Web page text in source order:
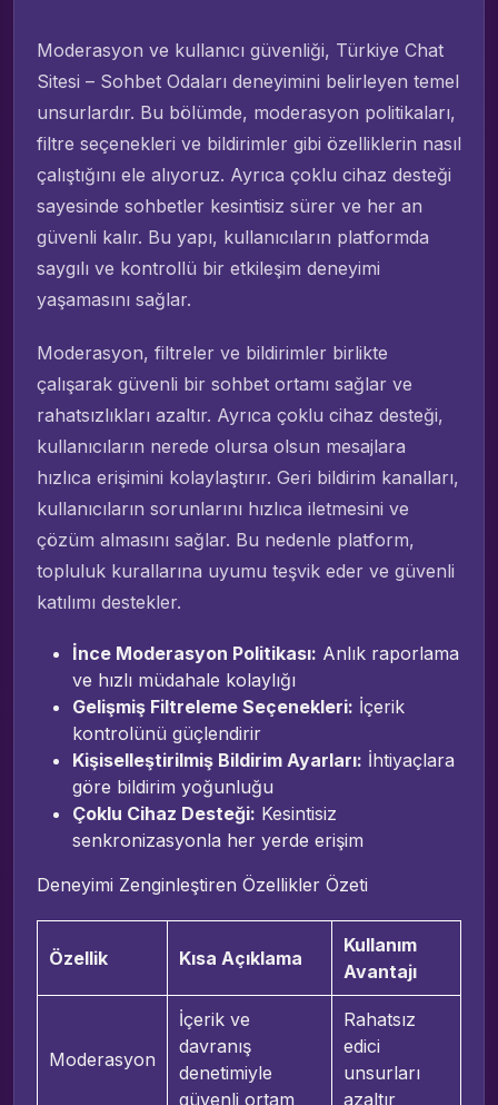
Moderasyon ve kullanıcı güvenliği, Türkiye Chat
Sitesi – Sohbet Odaları deneyimini belirleyen temel
unsurlardır. Bu bölümde, moderasyon politikaları,
filtre seçenekleri ve bildirimler gibi özelliklerin nasıl
çalıştığını ele alıyoruz. Ayrıca çoklu cihaz desteği
sayesinde sohbetler kesintisiz sürer ve her an
güvenli kalır. Bu yapı, kullanıcıların platformda
saygılı ve kontrollü bir etkileşim deneyimi
yaşamasını sağlar.
Moderasyon, filtreler ve bildirimler birlikte
çalışarak güvenli bir sohbet ortamı sağlar ve
rahatsızlıkları azaltır. Ayrıca çoklu cihaz desteği,
kullanıcıların nerede olursa olsun mesajlara
hızlıca erişimini kolaylaştırır. Geri bildirim kanalları,
kullanıcıların sorunlarını hızlıca iletmesini ve
çözüm almasını sağlar. Bu nedenle platform,
topluluk kurallarına uyumu teşvik eder ve güvenli
katılımı destekler.
İnce Moderasyon Politikası: Anlık raporlama
ve hızlı müdahale kolaylığı
Gelişmiş Filtreleme Seçenekleri: İçerik
kontrolünü güçlendirir
Kişiselleştirilmiş Bildirim Ayarları: İhtiyaçlara
göre bildirim yoğunluğu
Çoklu Cihaz Desteği: Kesintisiz
senkronizasyonla her yerde erişim
Deneyimi Zenginleştiren Özellikler Özeti
Özellik Kısa Açıklama
Kullanım
Avantajı
Moderasyon
İçerik ve
davranış
denetimiyle
güvenli ortam
Rahatsız
edici
unsurları
azaltır